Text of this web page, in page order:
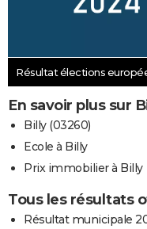
Résultat élections
En savoir plus sur
Billy (03260)
Ecole à Billy
Prix immobilier à Billy
Tous les résultats
Résultat municipale